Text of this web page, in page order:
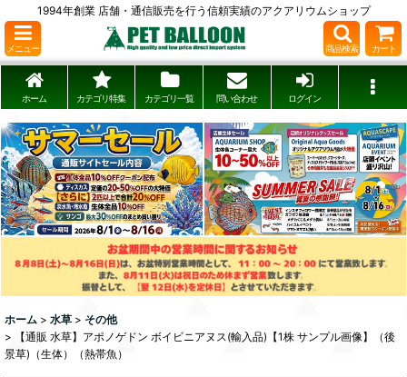
1994年創業 店舗・通信販売を行う信頼実績のアクアリウムショップ
メニュー 商品検索 カート
ホーム カテゴリ特集 カテゴリ一覧 問い合わせ ログイン
ホーム > 水草 > その他
>
【通販 水草】アポノゲドン ボイビニアヌス(輸入品)【1株 サンプル画像】（後
景草)（生体）（熱帯魚）